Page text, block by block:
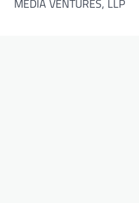
MEDIA VENTURES, LLP